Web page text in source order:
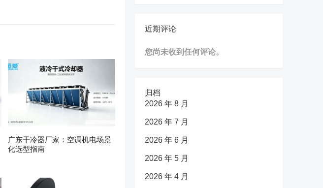
广东干冷器厂家：空调机电场景
化选型指南
近期评论
您尚未收到任何评论。
归档
2026 年 8 月
2026 年 7 月
2026 年 6 月
2026 年 5 月
2026 年 4 月